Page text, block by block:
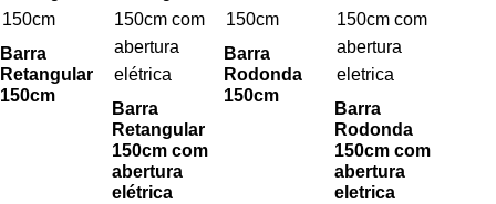
Barra
Retangular
150cm
Barra
Retangular
150cm com
abertura
elétrica
Barra
Rodonda
150cm
Barra
Rodonda
150cm com
abertura
eletrica